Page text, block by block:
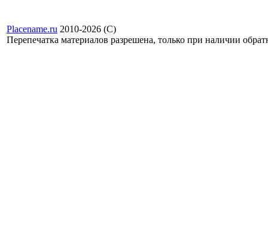
Placename.ru 2010-2026 (С)
Перепечатка материалов разрешена, только при наличии